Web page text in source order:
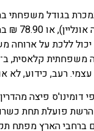
באיסוף עצמי
יכול ללכת על ארוחה
דומינו'ס פיצה
פועלת תחת
הארץ מפתח